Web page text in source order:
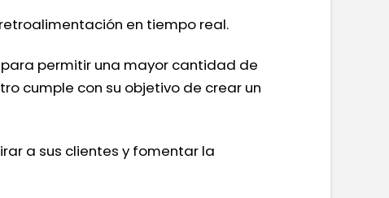
en tiempo real.
permitir una mayor cantidad de
cumple con su objetivo de crear un
a sus clientes y fomentar la